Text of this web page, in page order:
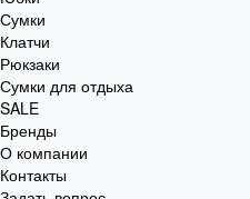
Сумки
Клатчи
Рюкзаки
Сумки для отдыха
SALE
Бренды
О компании
Контакты